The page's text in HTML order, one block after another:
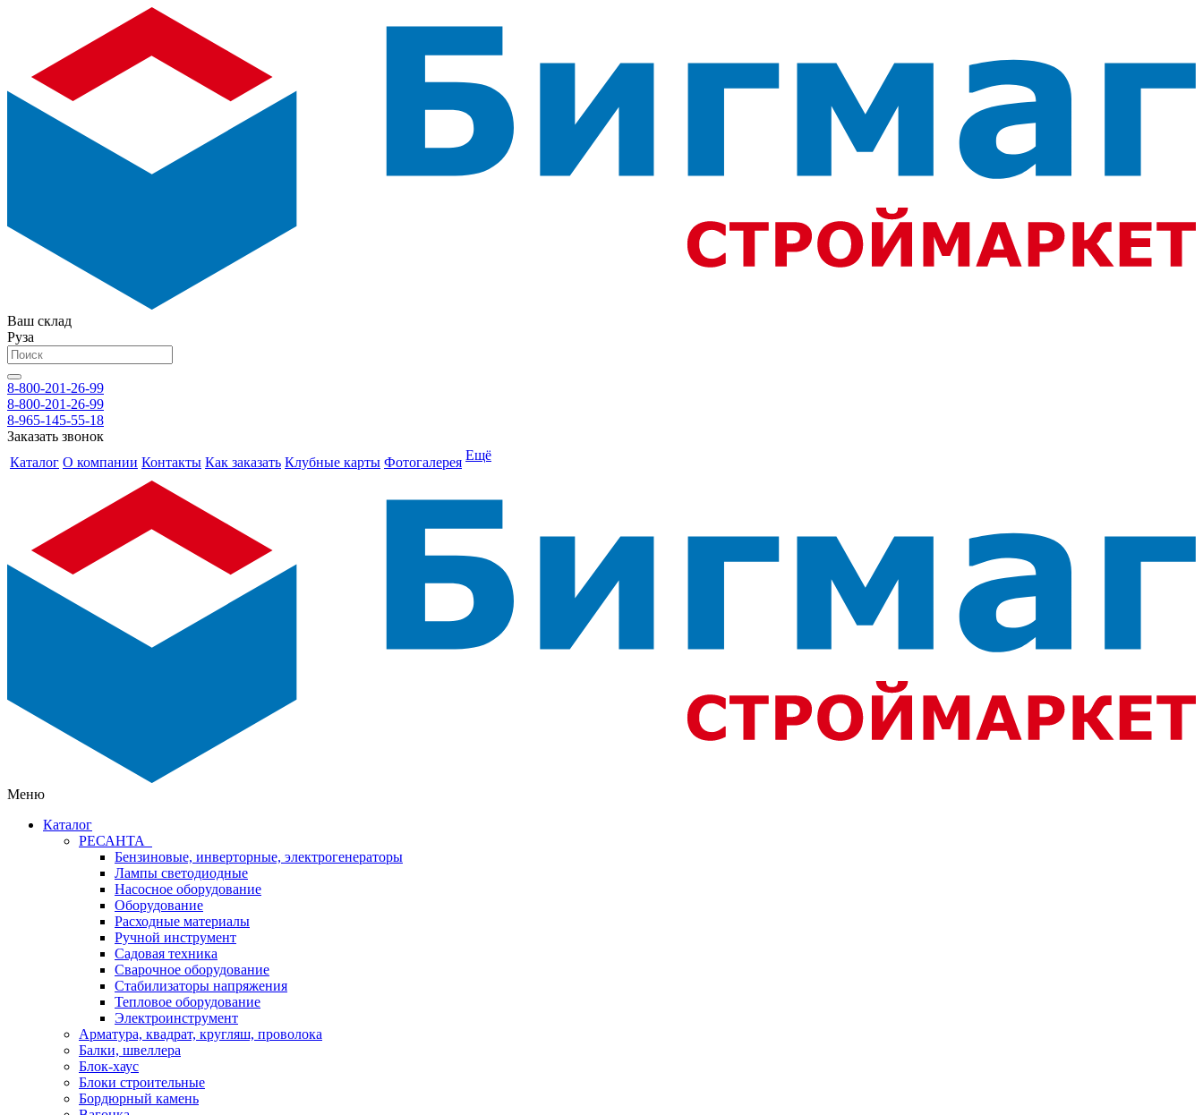
Ваш склад
Руза
8-800-201-26-99
8-800-201-26-99
8-965-145-55-18
Заказать звонок
Каталог О компании Контакты Как заказать Клубные карты Фотогалерея Ещё
Меню
Каталог
РЕСАНТА
Бензиновые, инверторные, электрогенераторы
Лампы светодиодные
Насосное оборудование
Оборудование
Расходные материалы
Ручной инструмент
Садовая техника
Сварочное оборудование
Стабилизаторы напряжения
Тепловое оборудование
Электроинструмент
Арматура, квадрат, кругляш, проволока
Балки, швеллера
Блок-хаус
Блоки строительные
Бордюрный камень